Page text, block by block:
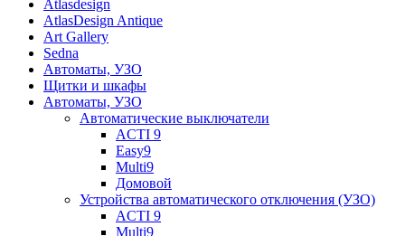
Atlasdesign
AtlasDesign Antique
Art Gallery
Sedna
Автоматы, УЗО
Щитки и шкафы
Автоматы, УЗО
Автоматические выключатели
ACTI 9
Easy9
Multi9
Домовой
Устройства автоматического отключения (УЗО)
ACTI 9
Multi9